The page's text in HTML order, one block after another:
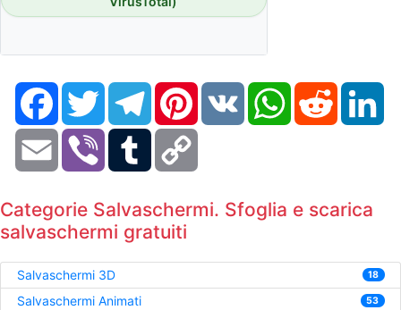
FacebookTwitter TelegramPinterestVK WhatsAppReddit
Email Viber Tumblr
Categorie Salvaschermi. Sfoglia e scarica
salvaschermi gratuiti
Salvaschermi 3D 18
Salvaschermi Animati 53